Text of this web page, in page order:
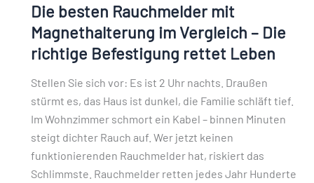
Die besten Rauchmelder mit
Magnethalterung im Vergleich – Die
richtige Befestigung rettet Leben
Stellen Sie sich vor: Es ist 2 Uhr nachts. Draußen
stürmt es, das Haus ist dunkel, die Familie schläft tief.
Im Wohnzimmer schmort ein Kabel – binnen Minuten
steigt dichter Rauch auf. Wer jetzt keinen
funktionierenden Rauchmelder hat, riskiert das
Schlimmste. Rauchmelder retten jedes Jahr Hunderte
Leben